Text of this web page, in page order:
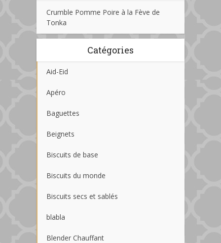
Crumble Pomme Poire à la Fève de
Tonka
Catégories
Aid-Eid
Apéro
Baguettes
Beignets
Biscuits de base
Biscuits du monde
Biscuits secs et sablés
blabla
Blender Chauffant